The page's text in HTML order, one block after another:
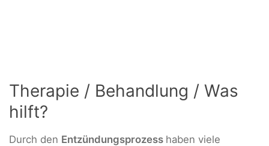
Therapie / Behandlung / Was
hilft?
Durch den Entzündungsprozess haben viele